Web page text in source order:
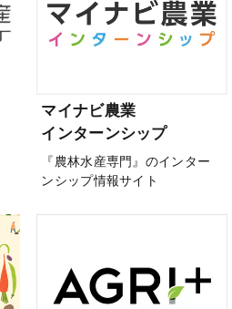
マイナビ農業
インターンシップ
『農林水産専門』のインター
ンシップ情報サイト